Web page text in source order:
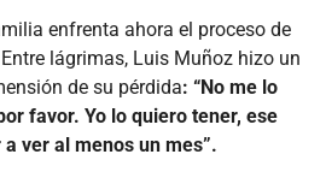
enfrenta ahora el proceso de
lágrimas, Luis Muñoz hizo un
de su pérdida: “No me lo
favor. Yo lo quiero tener, ese
ver al menos un mes”.